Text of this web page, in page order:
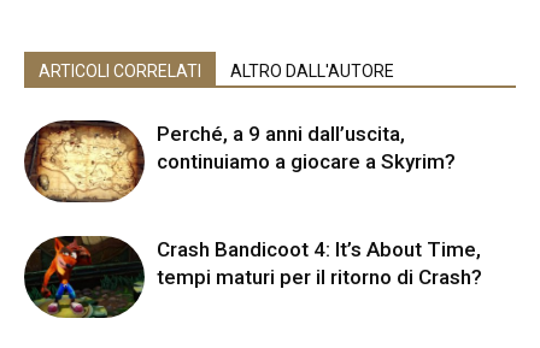
ARTICOLI CORRELATI ALTRO DALL'AUTORE
Perché, a 9 anni dall’uscita,
continuiamo a giocare a Skyrim?
Crash Bandicoot 4: It’s About Time,
tempi maturi per il ritorno di Crash?